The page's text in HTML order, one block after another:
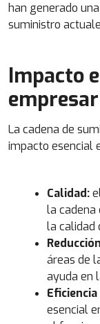
han generado
suministro
Impacto
La cadena de
impacto esencial
Calidad:
la cadena
la calidad
áreas de
ayuda en
esencial